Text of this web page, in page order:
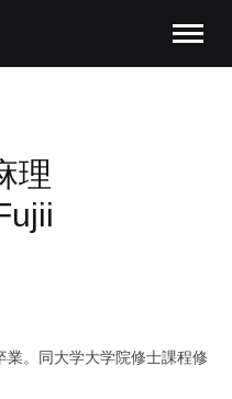
理
。同大学大学院修士課程修